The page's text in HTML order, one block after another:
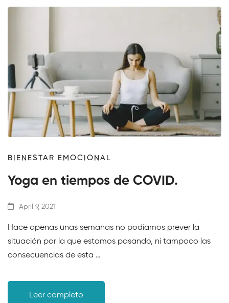
BIENESTAR EMOCIONAL
Yoga en tiempos de COVID.
April 9, 2021
Hace apenas unas semanas no podíamos prever la
situación por la que estamos pasando, ni tampoco las
consecuencias de esta …
Leer completo